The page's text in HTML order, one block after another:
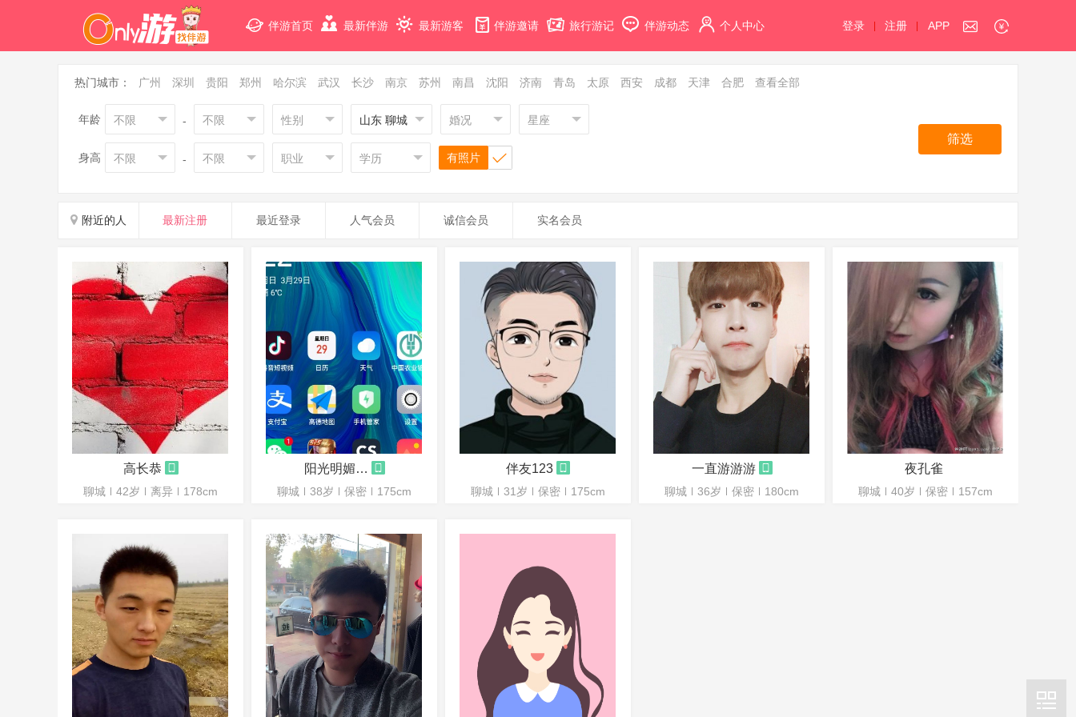
伴游首页 最新伴游 最新游客 伴游邀请 旅行游记 伴游动态 个人中心 登录 注册 APP
热门城市： 广州 深圳 贵阳 郑州 哈尔滨 武汉 长沙 南京 苏州 南昌 沈阳 济南 青岛 太原 西安 成都 天津 合肥 查看全部
年龄 不限 - 不限 性别 山东 聊城 婚况 星座
身高 不限 - 不限 职业 学历 有照片
筛选
最新注册 最近登录 人气会员 诚信会员 实名会员
附近的人
高长恭
聊城 42岁 离异 178cm
阳光明媚h222
聊城 38岁 保密 175cm
伴友123
聊城 31岁 保密 175cm
一直游游游
聊城 36岁 保密 180cm
夜孔雀
聊城 40岁 保密 157cm